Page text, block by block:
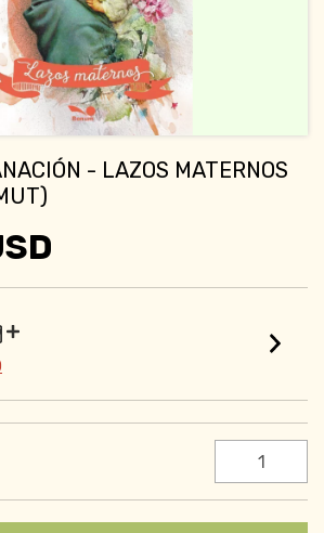
- LAZOS MATERNOS